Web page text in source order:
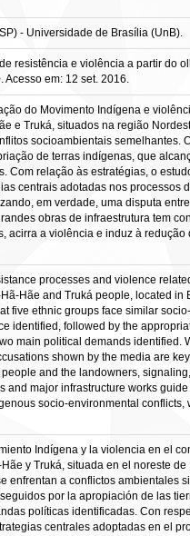
- Universidade de Brasília (UnB).
resistência e violência a partir do
Acesso em: 12 set. 2016.
do Movimento Indígena e
e Truká, situados na região
socioambientais semelhantes.
de terras indígenas, que
Com relação às estratégias, o
centrais adotadas nos processos
em verdade, uma disputa
obras de infraestrutura tem
acirra a violência e induz à
processes and violence
Hãe and Truká people, located in
five ethnic groups face similar
identified, followed by the
main political demands identified.
shown by the media are
and the landowners,
major infrastructure works
socio-environmental conflicts,
Indígena y la violencia en el
y Truká, situada en el noreste
enfrentan a conflictos ambientales
por la apropiación de las
políticas identificadas. Con
centrales adoptadas en el